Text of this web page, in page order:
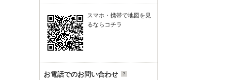
スマホ・携帯で地図を見
るならコチラ
お電話でのお問い合わせ